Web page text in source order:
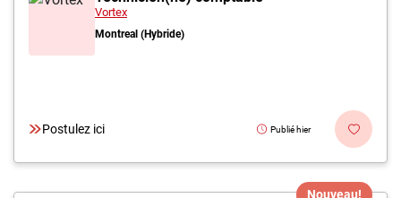
Vortex
Montreal (Hybride)
Postulez ici Publié hier
Nouveau!